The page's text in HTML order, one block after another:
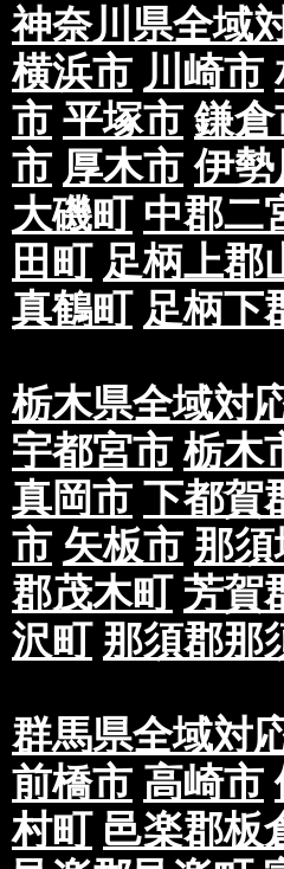
神奈川県全域
横浜市 川崎市
市 平塚市 鎌倉
市 厚木市 伊
大磯町 中郡二
田町 足柄上郡
真鶴町 足柄下
栃木県全域対
宇都宮市 栃木
真岡市 下都賀
市 矢板市 那
郡茂木町 芳賀
沢町 那須郡那
群馬県全域対
前橋市 高崎市
村町 邑楽郡板